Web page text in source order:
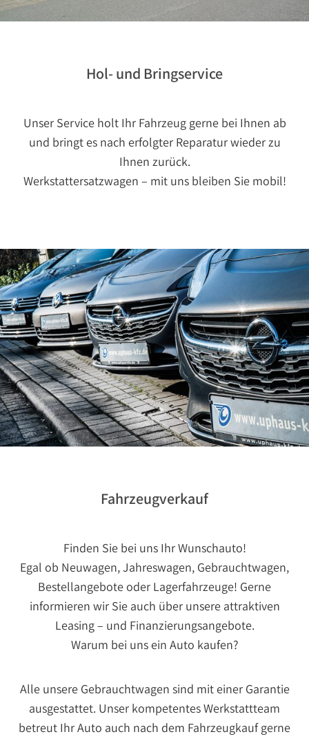
Hol- und Bringservice
Unser Service holt Ihr Fahrzeug gerne bei Ihnen ab
und bringt es nach erfolgter Reparatur wieder zu
Ihnen zurück.
Werkstattersatzwagen – mit uns bleiben Sie mobil!
Fahrzeugverkauf
Finden Sie bei uns Ihr Wunschauto!
Egal ob Neuwagen, Jahreswagen, Gebrauchtwagen,
Bestellangebote oder Lagerfahrzeuge! Gerne
informieren wir Sie auch über unsere attraktiven
Leasing – und Finanzierungsangebote.
Warum bei uns ein Auto kaufen?
Alle unsere Gebrauchtwagen sind mit einer Garantie
ausgestattet. Unser kompetentes Werkstattteam
betreut Ihr Auto auch nach dem Fahrzeugkauf gerne